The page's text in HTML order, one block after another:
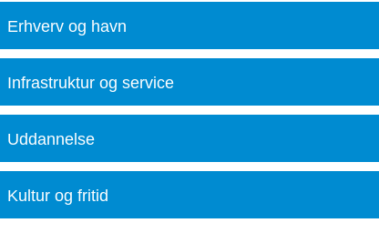
Erhverv og havn
Infrastruktur og service
Uddannelse
Kultur og fritid